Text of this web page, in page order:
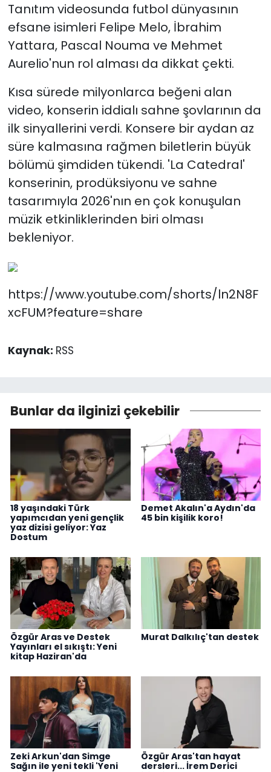
Tanıtım videosunda futbol dünyasının
efsane isimleri Felipe Melo, İbrahim
Yattara, Pascal Nouma ve Mehmet
Aurelio'nun rol alması da dikkat çekti.
Kısa sürede milyonlarca beğeni alan
video, konserin iddialı sahne şovlarının da
ilk sinyallerini verdi. Konsere bir aydan az
süre kalmasına rağmen biletlerin büyük
bölümü şimdiden tükendi. 'La Catedral'
konserinin, prodüksiyonu ve sahne
tasarımıyla 2026'nın en çok konuşulan
müzik etkinliklerinden biri olması
bekleniyor.
https://www.youtube.com/shorts/ln2N8F
xcFUM?feature=share
Kaynak: RSS
Bunlar da ilginizi çekebilir
18 yaşındaki Türk
yapımcıdan yeni gençlik
yaz dizisi geliyor: Yaz
Dostum
Demet Akalın'a Aydın'da
45 bin kişilik koro!
Özgür Aras ve Destek
Yayınları el sıkıştı: Yeni
kitap Haziran'da
Murat Dalkılıç'tan destek
Zeki Arkun'dan Simge
Sağın ile yeni tekli 'Yeni
Özgür Aras'tan hayat
dersleri... İrem Derici